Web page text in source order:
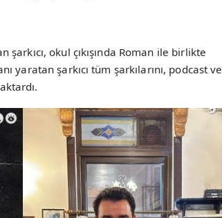
şarkıcı, okul çıkışında Roman ile birlikte
yaratan şarkıcı tüm şarkılarını, podcast ve